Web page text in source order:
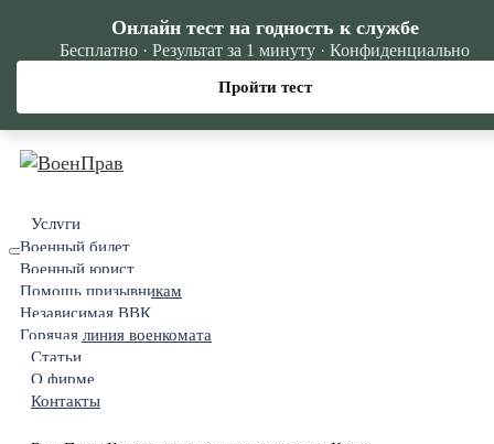
Услуги
Военный билет
Военный юрист
Помощь призывникам
Независимая ВВК
Горячая линия военкомата
Статьи
О фирме
Контакты
Онлайн тест на годность к службе
Бесплатно · Результат за 1 минуту · Конфиденциально
Пройти тест